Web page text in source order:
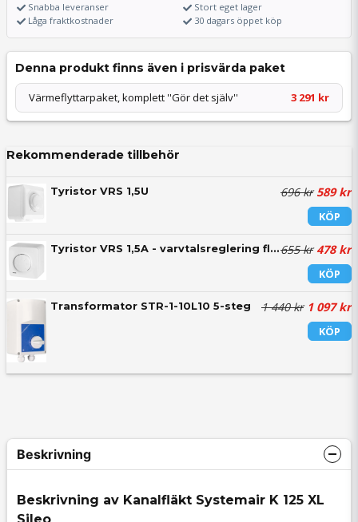
Snabba leveranser
Låga fraktkostnader
Stort eget lager
30 dagars öppet köp
Denna produkt finns även i prisvärda paket
Värmeflyttarpaket, komplett ''Gör det själv'' 3 291 kr
Rekommenderade tillbehör
Tyristor VRS 1,5U 696 kr589 kr
KÖP
Tyristor VRS 1,5A - varvtalsreglering fläktar655 kr478 kr
KÖP
Transformator STR-1-10L10 5-steg 1 440 kr1 097 kr
KÖP
Beskrivning
Beskrivning av Kanalfläkt Systemair K 125 XL